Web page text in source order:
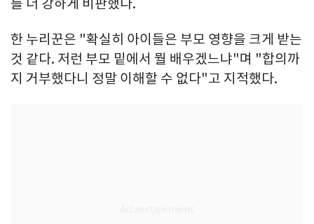
를 더 강하게 비판했다.
한 누리꾼은 "확실히 아이들은 부모 영향을 크게 받는
것 같다. 저런 부모 밑에서 뭘 배우겠느냐"며 "합의까
지 거부했다니 정말 이해할 수 없다"고 지적했다.